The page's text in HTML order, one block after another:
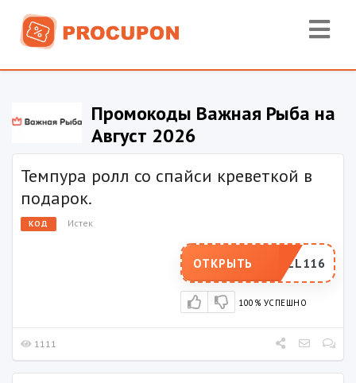
Промокоды Важная Рыба на
Август 2026
Темпура ролл со спайси креветкой в
подарок.
КОД Истек
YROLL116
ОТКРЫТЬ
100% УСПЕШНО
1111